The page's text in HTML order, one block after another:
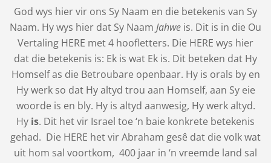
God wys hier vir ons Sy Naam en die betekenis van Sy
Naam. Hy wys hier dat Sy Naam Jahwe is. Dit is in die Ou
Vertaling HERE met 4 hoofletters. Die HERE wys hier
dat die betekenis is: Ek is wat Ek is. Dit beteken dat Hy
Homself as die Betroubare openbaar. Hy is orals by en
Hy werk so dat Hy altyd trou aan Homself, aan Sy eie
woorde is en bly. Hy is altyd aanwesig, Hy werk altyd.
Hy is. Dit het vir Israel toe ‘n baie konkrete betekenis
gehad. Die HERE het vir Abraham gesê dat die volk wat
uit hom sal voortkom, 400 jaar in ‘n vreemde land sal